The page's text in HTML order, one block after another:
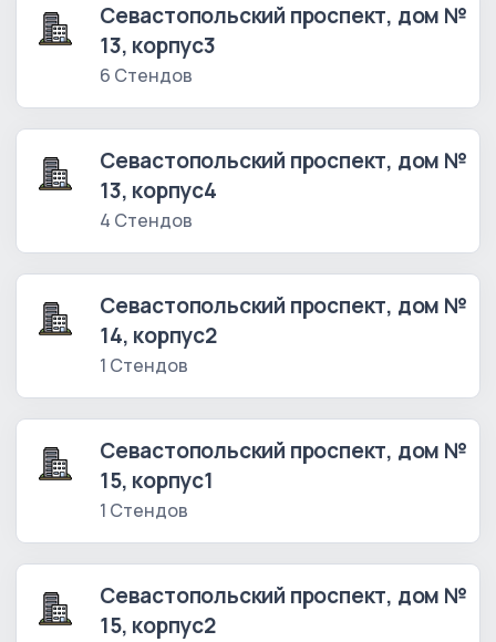
Севастопольский проспект, дом №
13, корпус3
6 Стендов
Севастопольский проспект, дом №
13, корпус4
4 Стендов
Севастопольский проспект, дом №
14, корпус2
1 Стендов
Севастопольский проспект, дом №
15, корпус1
1 Стендов
Севастопольский проспект, дом №
15, корпус2